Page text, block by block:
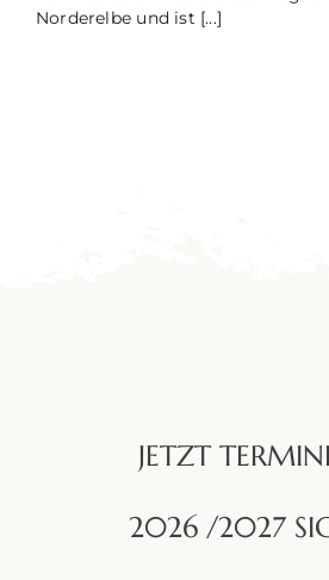
Norderelbe und ist [...]
JETZT
2026 /2027